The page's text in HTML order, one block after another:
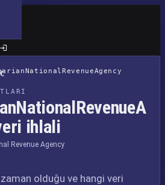
ihlali
Revenue Agency
zaman olduğu ve hangi veri